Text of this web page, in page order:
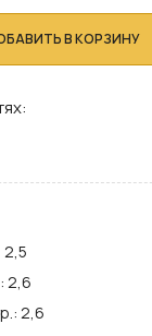
В КОРЗИНУ
2,5
2,6
2,6